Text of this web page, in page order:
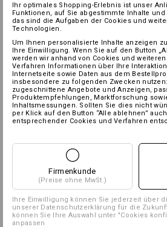
Ihr optimales Shopping-Erlebnis ist unser
Funktionen, auf Sie abgestimmte Inhalte
das sind die Aufgaben der Cookies und
Technologien.
Um Ihnen personalisierte Inhalte anzeigen
Ihre Einwilligung. Wenn Sie auf den Button
werden wir anhand von Cookies und
Verfahren Informationen über Ihre
Internetseite sowie Daten aus dem
insbesondere zu folgenden Zwecken
zugeschnittene Angebote und Anzeigen,
Produktempfehlungen, Marktforschung
Inhaltsmessungen. Sollten Sie dies nicht
per Klick auf den Button “Alle ablehnen”
entsprechender Cookies und Verfahren
Firmenkunde
(Preise ohne MwSt.)
Ihre Einwilligung können Sie jederzeit über
unserer Datenschutzerklärung für die
können Sie Ihre Auswahl unter "Cookies
anpassen